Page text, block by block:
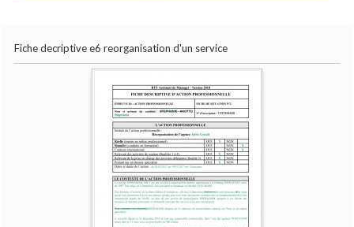
Fiche decriptive e6 reorganisation d'un service